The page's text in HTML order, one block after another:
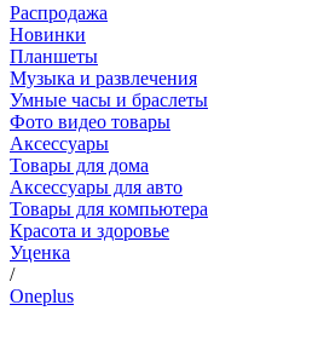
Распродажа
Новинки
Планшеты
Музыка и развлечения
Умные часы и браслеты
Фото видео товары
Аксессуары
Товары для дома
Аксессуары для авто
Товары для компьютера
Красота и здоровье
Уценка
/
Oneplus